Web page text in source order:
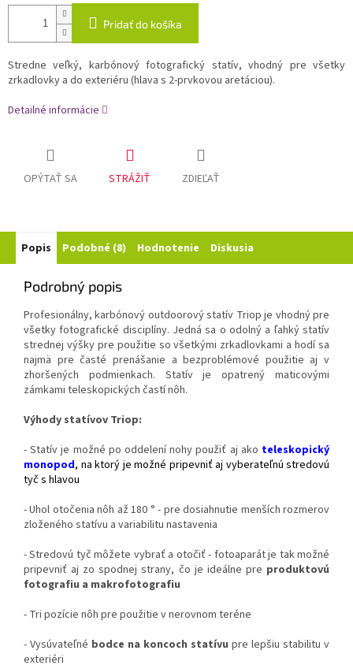
Pridať do košíka
Stredne veľký, karbónový fotografický statív, vhodný pre všetky
zrkadlovky a do exteriéru (hlava s 2-prvkovou aretáciou).
Detailné informácie
OPÝTAŤ SA STRÁŽIŤ ZDIEĽAŤ
Popis Podobné (8) Hodnotenie Diskusia
Podrobný popis
Profesionálny, karbónový outdoorový statív Triop je vhodný pre
všetky fotografické disciplíny. Jedná sa o odolný a ľahký statív
strednej výšky pre použitie so všetkými zrkadlovkami a hodí sa
najmä pre časté prenášanie a bezproblémové použitie aj v
zhoršených podmienkach. Statív je opatrený maticovými
zámkami teleskopických častí nôh.
Výhody statívov Triop:
- Statív je možné po oddelení nohy použiť aj ako teleskopický
monopod, na ktorý je možné pripevniť aj vyberateľnú stredovú
tyč s hlavou
- Uhol otočenia nôh až 180 ° - pre dosiahnutie menších rozmerov
zloženého statívu a variabilitu nastavenia
- Stredovú tyč môžete vybrať a otočiť - fotoaparát je tak možné
pripevniť aj zo spodnej strany, čo je ideálne pre produktovú
fotografiu a makrofotografiu
- Tri pozície nôh pre použitie v nerovnom teréne
- Vysúvateľné bodce na koncoch statívu pre lepšiu stabilitu v
exteriéri